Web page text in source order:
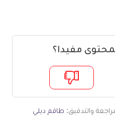
مفيدا؟
والتدقيق: طاقم ديلي